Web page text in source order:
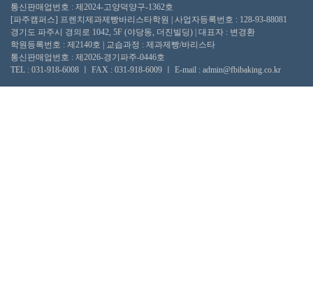
통신판매업번호 : 제2024-고양덕양구-1362호
[파주캠퍼스] 프렌치제과제빵바리스타학원 | 사업자등록번호 : 128-93-88081
경기도 파주시 경의로 1042, 5F (야당동, 더진빌딩) | 대표자 : 변경환
학원등록번호 : 제2140호 | 교습과정 : 제과제빵/바리스타
통신판매업번호 : 제2026-경기파주-0446호
TEL : 031-918-6008 ㅣ FAX : 031-918-6009 ㅣ E-mail : admin@fbibaking.co.kr